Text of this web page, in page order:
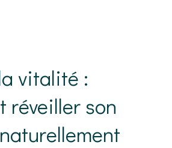
vitalité :
réveiller son